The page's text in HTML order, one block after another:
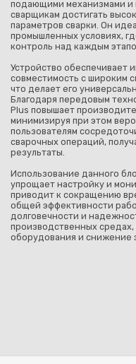
подающими механизмами и
сварщикам достигать
параметров сварки. Он
промышленных условиях,
контроль над каждым
Устройство обеспечивает
совместимость с широким
что делает его
Благодаря передовым
Plus повышает
минимизируя при этом
пользователям
сварочных операций,
результаты.
Использование данного
упрощает настройку и
приводит к сокращению
общей эффективности
долговечности и
производственных
оборудования и снижение